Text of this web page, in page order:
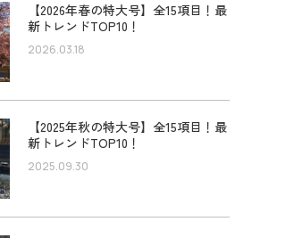
【2026年春の特大号】全15項目！最
新トレンドTOP10！
2026.03.18
【2025年秋の特大号】全15項目！最
新トレンドTOP10！
2025.09.30